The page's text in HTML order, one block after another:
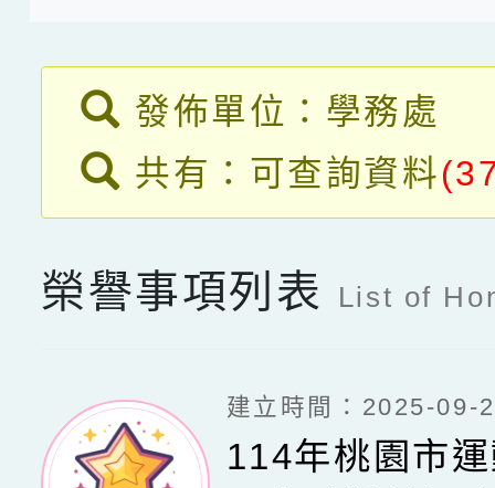
發佈單位：學務處
共有：可查詢資料
榮譽事項列表 List of
建立時間：2025-09-
114年桃園市